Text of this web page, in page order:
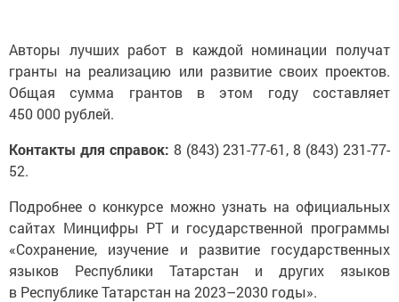
Авторы лучших работ в каждой номинации получат
гранты на реализацию или развитие своих проектов.
Общая сумма грантов в этом году составляет
450 000 рублей.
Контакты для справок: 8 (843) 231-77-61, 8 (843) 231-77-
52.
Подробнее о конкурсе можно узнать на официальных
сайтах Минцифры РТ и государственной программы
«Сохранение, изучение и развитие государственных
языков Республики Татарстан и других языков
в Республике Татарстан на 2023–2030 годы».